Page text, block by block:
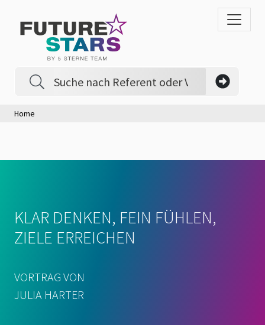
Home
KLAR DENKEN, FEIN FÜHLEN,
ZIELE ERREICHEN
VORTRAG VON
JULIA HARTER